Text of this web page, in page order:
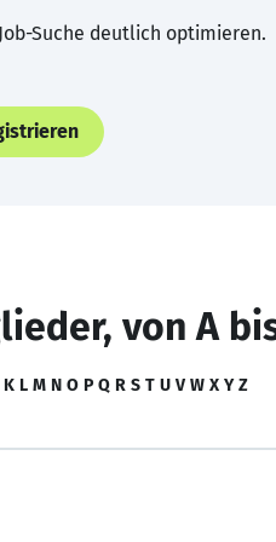
Suche deutlich optimieren.
von A
K L M N O P Q R S T U V W X Y Z